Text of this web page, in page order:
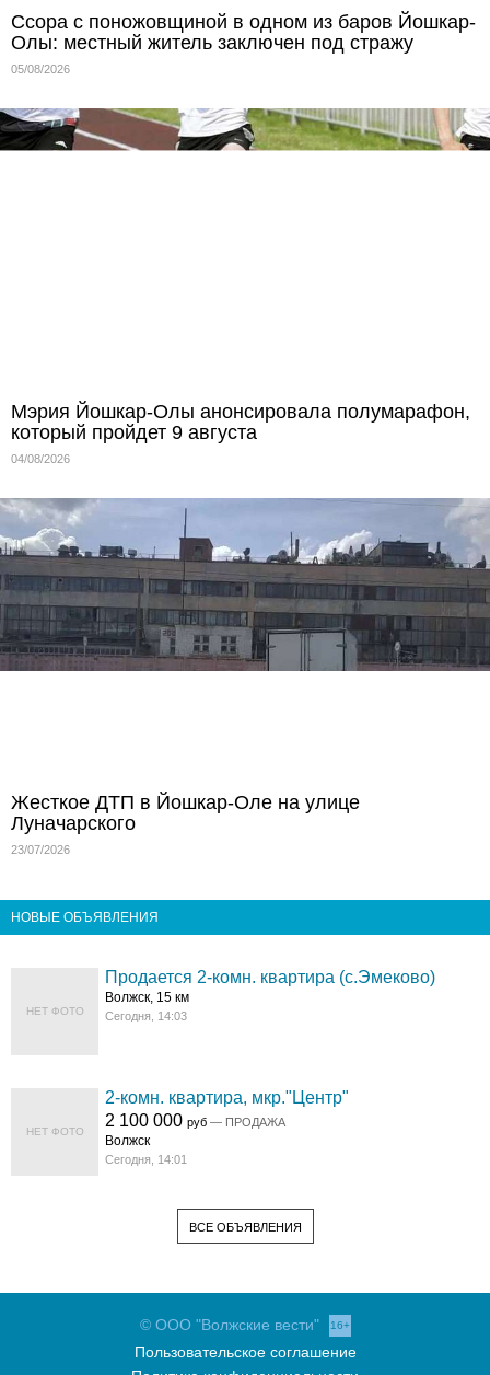
Ссора с поножовщиной в одном из баров Йошкар-
Олы: местный житель заключен под стражу
05/08/2026
Мэрия Йошкар-Олы анонсировала полумарафон,
который пройдет 9 августа
04/08/2026
Жесткое ДТП в Йошкар-Оле на улице
Луначарского
23/07/2026
НОВЫЕ ОБЪЯВЛЕНИЯ
НЕТ ФОТО
Продается 2-комн. квартира (с.Эмеково)
Волжск, 15 км
Сегодня, 14:03
НЕТ ФОТО
2-комн. квартира, мкр."Центр"
2 100 000руб — ПРОДАЖА
Волжск
Сегодня, 14:01
ВСЕ ОБЪЯВЛЕНИЯ
© ООО "Волжские вести" 16+
Пользовательское соглашение